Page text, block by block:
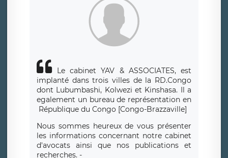
Le cabinet YAV & ASSOCIATES, est
implanté dans trois villes de la RD.Congo
dont Lubumbashi, Kolwezi et Kinshasa.
Il a
egalement un bureau de représentation en
République du Congo [Congo-Brazzaville]
Nous sommes heureux de vous présenter
les informations concernant notre cabinet
d'avocats ainsi que nos publications et
recherches. -